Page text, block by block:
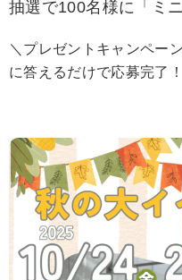
抽選で100名様に「ミ
＼プレゼントキャンペー
に答えるだけで応募完了